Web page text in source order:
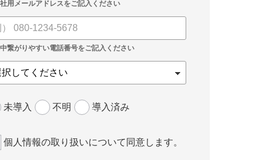
未導入 不明 導入済み
個人情報の取り扱いについて同意します。